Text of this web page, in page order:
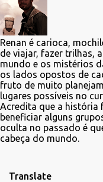
Renan é carioca,
de viajar, fazer trilhas,
mundo e os mistérios
os lados opostos de
fruto de muito
lugares possíveis no
Acredita que a história
beneficiar alguns
oculta no passado é
cabeça do mundo.
Translate